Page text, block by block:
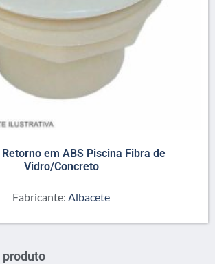
em ABS Piscina Fibra de
Vidro/Concreto
Fabricante: Albacete
produto